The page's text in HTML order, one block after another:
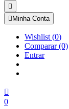

 Minha Conta
Wishlist (0)
Comparar(0)
Entrar

0